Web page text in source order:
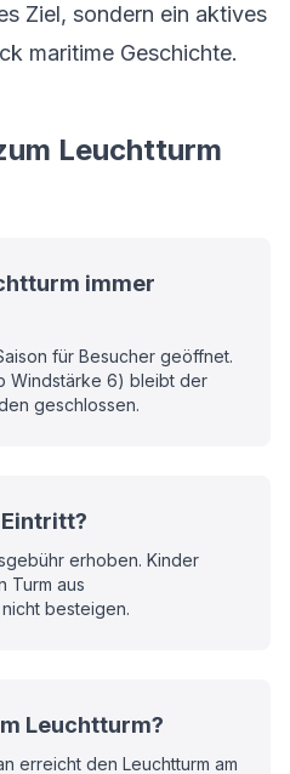
Ziel, sondern ein aktives
maritime Geschichte.
Leuchtturm
immer
für Besucher geöffnet.
Windstärke 6) bleibt der
geschlossen.
erhoben. Kinder
Turm aus
besteigen.
Leuchtturm?
erreicht den Leuchtturm am